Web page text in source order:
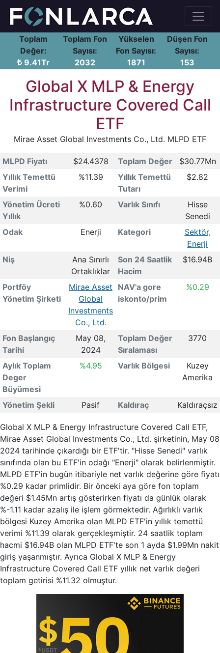
Toplam
Değer:
9.41Tr
Toplam Fon
Sayısı:
2032
Yükselen
Fon Sayısı:
1871
Düşen Fon
Sayısı:
153
Global X MLP & Energy
Infrastructure Covered Call
ETF
Mirae Asset Global Investments Co., Ltd. MLPD ETF
MLPD Fiyatı $24.4378 Toplam Değer
$30.77Mn
Yıllık Temettü
Verimi
%11.39
Yıllık Temettü
Tutarı
$2.82
Yönetim Ücreti
Yıllık
%0.60 Varlık Sınıfı
Hisse
Senedi
Odak
Enerji Kategori
Sektör,
Enerji
Niş
Ana Sınırlı
Ortaklıklar
Son 24 Saatlik
Hacim
$16.94B
Portföy
Yönetim Şirketi
Mirae Asset
Global
Investments
Co., Ltd.
NAV'a gore
iskonto/prim
%0.29
Fon Başlangıç
Tarihi
May 08,
2024
Toplam Değer
Sıralaması
3770
Aylık Toplam
Deger
Büyümesi
%4.95 Varlık Bölgesi
Kuzey
Amerika
Yönetim Şekli Pasif Kaldıraç Kaldıraçsız
Global X MLP & Energy Infrastructure Covered Call ETF,
Mirae Asset Global Investments Co., Ltd. şirketinin, May 08
2024 tarihinde çıkardığı bir ETF'tir. "Hisse Senedi" varlık
sınıfında olan bu ETF'in odağı "Enerji" olarak belirlenmiştir.
MLPD ETF'in bugün itibariyle net varlık değerine göre fiyatı
%0.29 kadar primlidir. Bir önceki aya göre fon toplam
değeri $1.45Mn artış gösterirken fiyatı da günlük olarak
%-1.11 kadar azalış ile işlem görmektedir. Ağırlıklı varlık
bölgesi Kuzey Amerika olan MLPD ETF'in yıllık temettü
verimi %11.39 olarak gerçekleşmiştir. 24 saatlik toplam
hacmi $16.94B olan MLPD ETF'te son 1 ayda $1.99Mn nakit
giriş yaşanmıştır. Ayrıca Global X MLP & Energy
Infrastructure Covered Call ETF yıllık net varlık değeri
toplam getirisi %11.32 olmuştur.